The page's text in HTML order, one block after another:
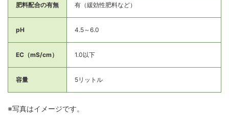
肥料配合の有無 有（緩効性肥料など）
pH 4.5～6.0
EC（mS/cm） 1.0以下
容量 5リットル
※写真はイメージです。